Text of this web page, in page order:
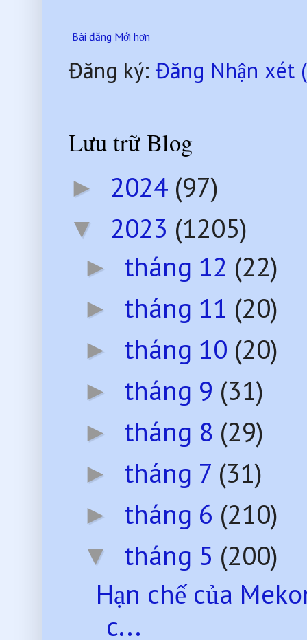
Bài đăng Mới hơn
Đăng ký:Đăng Nhận xét
Lưu trữ Blog
► 2024 (97)
▼ 2023 (1205)
► tháng 12 (22)
► tháng 11 (20)
► tháng 10 (20)
► tháng 9 (31)
► tháng 8 (29)
► tháng 7 (31)
► tháng 6 (210)
▼ tháng 5 (200)
Hạn chế của
c...